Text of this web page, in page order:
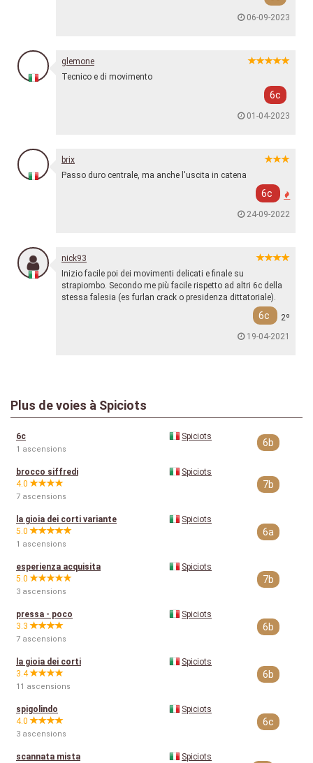
06-09-2023
glemone
Tecnico e di movimento
6c
01-04-2023
brix
Passo duro centrale, ma anche l'uscita in catena
6c
24-09-2022
nick93
Inizio facile poi dei movimenti delicati e finale su
strapiombo. Secondo me più facile rispetto ad altri 6c della
stessa falesia (es furlan crack o presidenza dittatoriale).
6c
2º
19-04-2021
Plus de voies à Spiciots
6c
1 ascensions
Spiciots
6b
brocco siffredi
4.0
7 ascensions
Spiciots
7b
la gioia dei corti variante
5.0
1 ascensions
Spiciots
6a
esperienza acquisita
5.0
3 ascensions
Spiciots
7b
pressa - poco
3.3
7 ascensions
Spiciots
6b
la gioia dei corti
3.4
11 ascensions
Spiciots
6b
spigolindo
4.0
3 ascensions
Spiciots
6c
scannata mista
Spiciots